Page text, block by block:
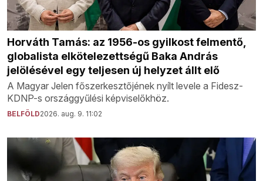
Horváth Tamás: az 1956-os gyilkost felmentő,
globalista elkötelezettségű Baka András
jelölésével egy teljesen új helyzet állt elő
A Magyar Jelen főszerkesztőjének nyílt levele a Fidesz-
KDNP-s országgyűlési képviselőkhöz.
BELFÖLD2026. aug. 9. 11:02